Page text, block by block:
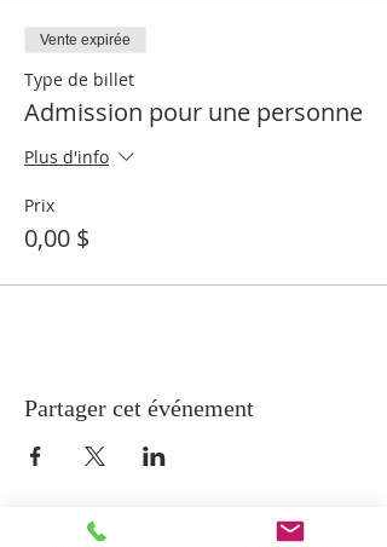
Vente expirée
Type de billet
Admission pour une personne
Plus d'info
Prix
0,00 $
Partager cet événement